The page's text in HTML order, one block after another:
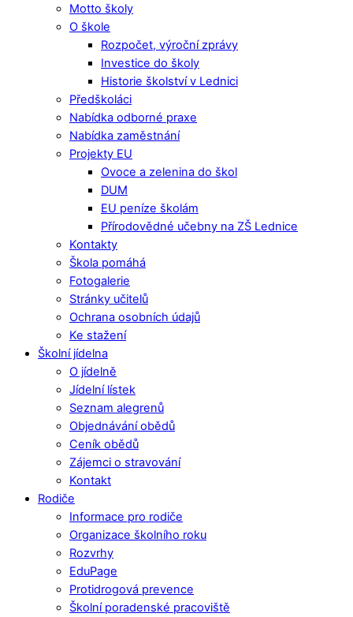
Motto školy
O škole
Rozpočet, výroční zprávy
Investice do školy
Historie školství v Lednici
Předškoláci
Nabídka odborné praxe
Nabídka zaměstnání
Projekty EU
Ovoce a zelenina do škol
DUM
EU peníze školám
Přírodovědné učebny na ZŠ Lednice
Kontakty
Škola pomáhá
Fotogalerie
Stránky učitelů
Ochrana osobních údajů
Ke stažení
Školní jídelna
O jídelně
Jídelní lístek
Seznam alegrenů
Objednávání obědů
Ceník obědů
Zájemci o stravování
Kontakt
Rodiče
Informace pro rodiče
Organizace školního roku
Rozvrhy
EduPage
Protidrogová prevence
Školní poradenské pracoviště